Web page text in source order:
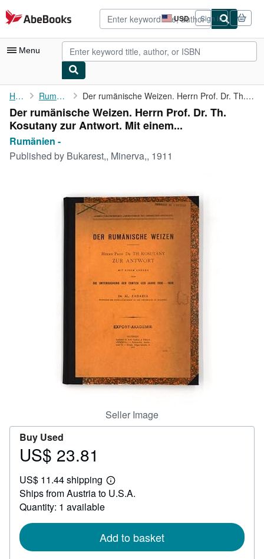
Skip to main content
AbeBooks.com USD
Site
shopping
preferences
Sign in
Menu
My Account
My Purchases
Advanced Search
Browse Collections
Art & Collectibles
CLOSE
Home Rumänien - Der rumänische Weizen. Herrn Prof. Dr. Th. Kosutany zur Antwort....
Der rumänische Weizen. Herrn Prof. Dr. Th.
Kosutany zur Antwort. Mit einem...
Rumänien -
Published by Bukarest,, Minerva,, 1911
Seller Image
Buy Used
Price
23.81
US$ 23.81
US$ 11.44 shipping
Learn
more
Ships from Austria to U.S.A.
Quantity: 1 available
Add to basket